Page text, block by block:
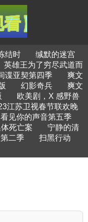
结时
缄默的迷宫
英雄王为了穷尽武道而
谍亚契第四季
爽文
幻影奇兵
爽文
欧美剧，X 感野兽
江苏卫视春节联欢晚
看见你的声音第五季
死亡案
宁静的清
二季
扫黑行动